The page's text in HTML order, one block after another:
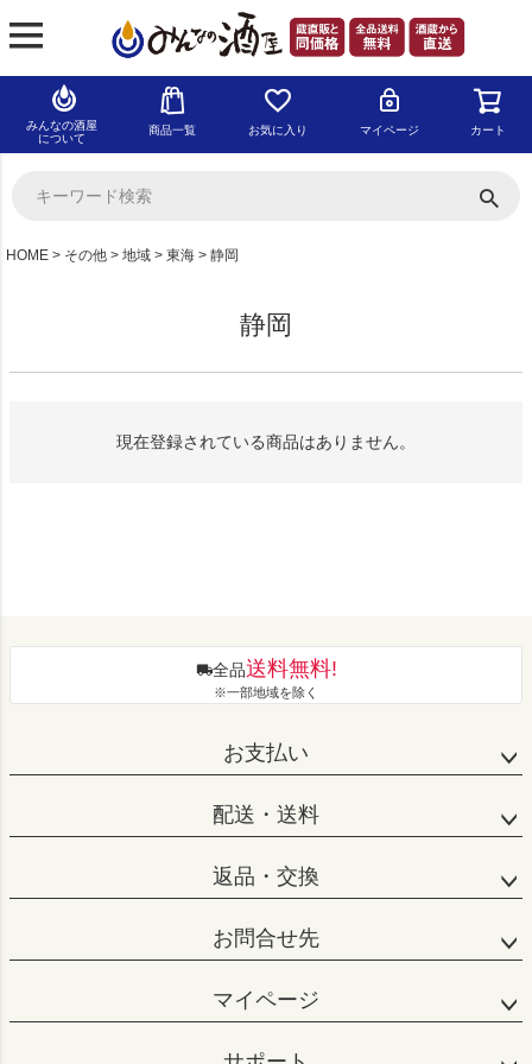
みんなの酒屋
について
商品一覧 お気に入り マイページ カート
HOME その他 地域 東海 静岡
静岡
現在登録されている商品はありません。
全品送料無料!
※一部地域を除く
お支払い
配送・送料
返品・交換
お問合せ先
マイページ